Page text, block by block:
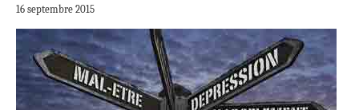
16 septembre 2015